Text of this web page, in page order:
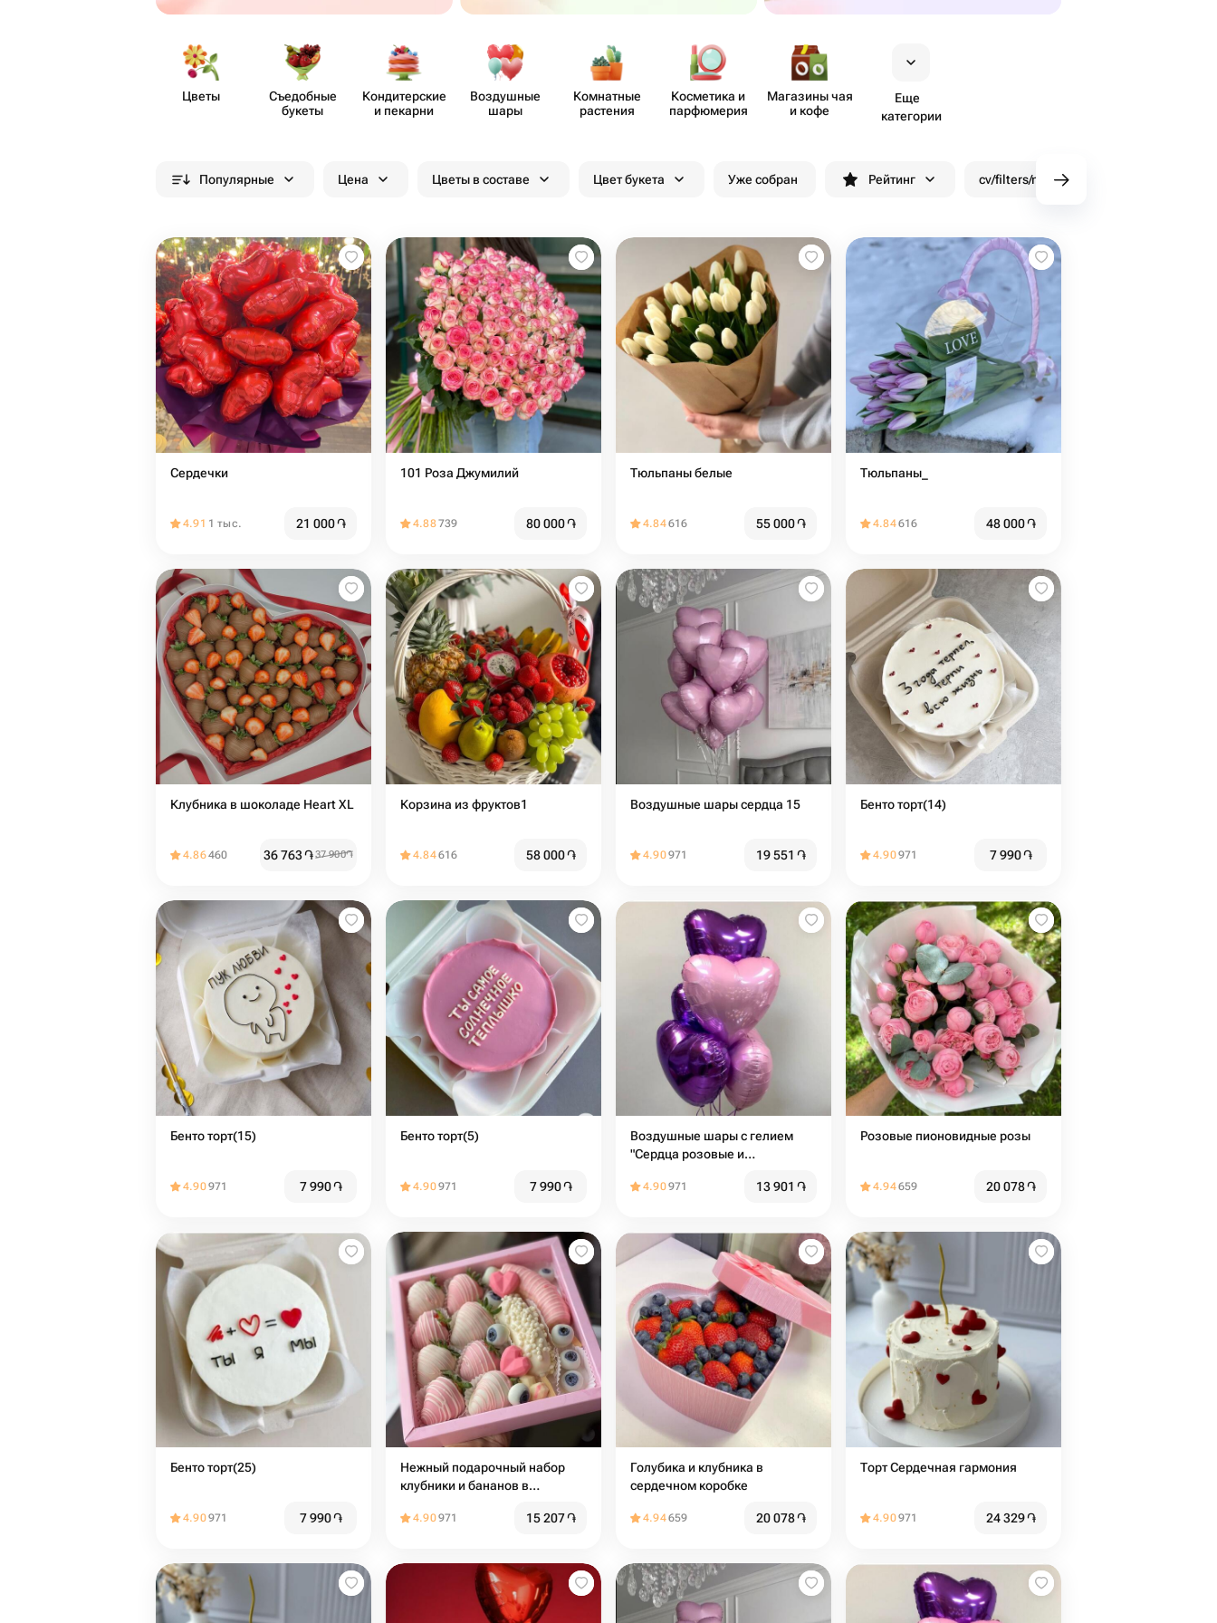
Цветы
Съедобные
букеты
Кондит​ерские
и пекарни
Воздушные
шары
Комнатные
растения
Косметика и
парф​юмерия
Магазины чая
и кофе
Еще
категории
Популярные Цена Цветы в составе Цвет букета Уже собран Рейтинг cv/filters/name_fast_delivery
Сердечки
4.91 1 тыс. 21 000֏
101 Роза Джумилий
4.88739 80 000֏
Тюльпаны белые
4.84616 55 000֏
Тюльпаны_
4.84616 48 000֏
Клубника в шоколаде Heart XL
4.86460 36 763֏37 900֏
Корзина из фруктов1
4.84616 58 000֏
Воздушные шары сердца 15
4.90971 19 551 ֏
Бенто торт(14)
4.90971 7 990֏
Бенто торт(15)
4.90971 7 990֏
Бенто торт(5)
4.90971 7 990֏
Воздушные шары с гелием
"Сердца розовые и
4.90971 13 901 ֏
Розовые пионовидные розы
4.94659 20 078֏
Бенто торт(25)
4.90971 7 990֏
Нежный подарочный набор
клубники и бананов в
4.90971 15 207֏
Голубика и клубника в
сердечном коробке
4.94659 20 078֏
Торт Сердечная гармония
4.90971 24 329֏